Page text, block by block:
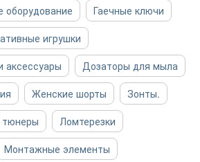
оборудование
Гаечные ключи
игрушки
аксессуары
Дозаторы для мыла
Женские шорты
Зонты.
Ломтерезки
Монтажные элементы